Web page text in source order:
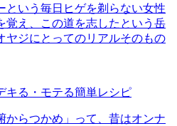
という毎日ヒゲを剃らない女性
覚え、この道を志したという岳
ヤジにとってのリアルそのもの
キる・モテる簡単レシピ
からつかめ」って、昔はオンナ